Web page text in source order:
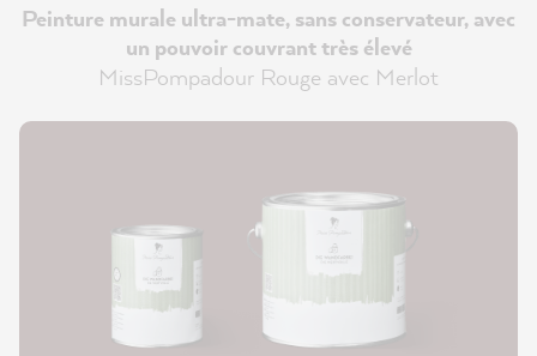
Peinture murale ultra-mate, sans conservateur, avec
un pouvoir couvrant très élevé
MissPompadour Rouge avec Merlot